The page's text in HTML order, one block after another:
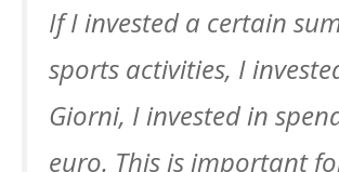
If I invested a certain
sports activities, I
Giorni, I invested in
euro. This is important